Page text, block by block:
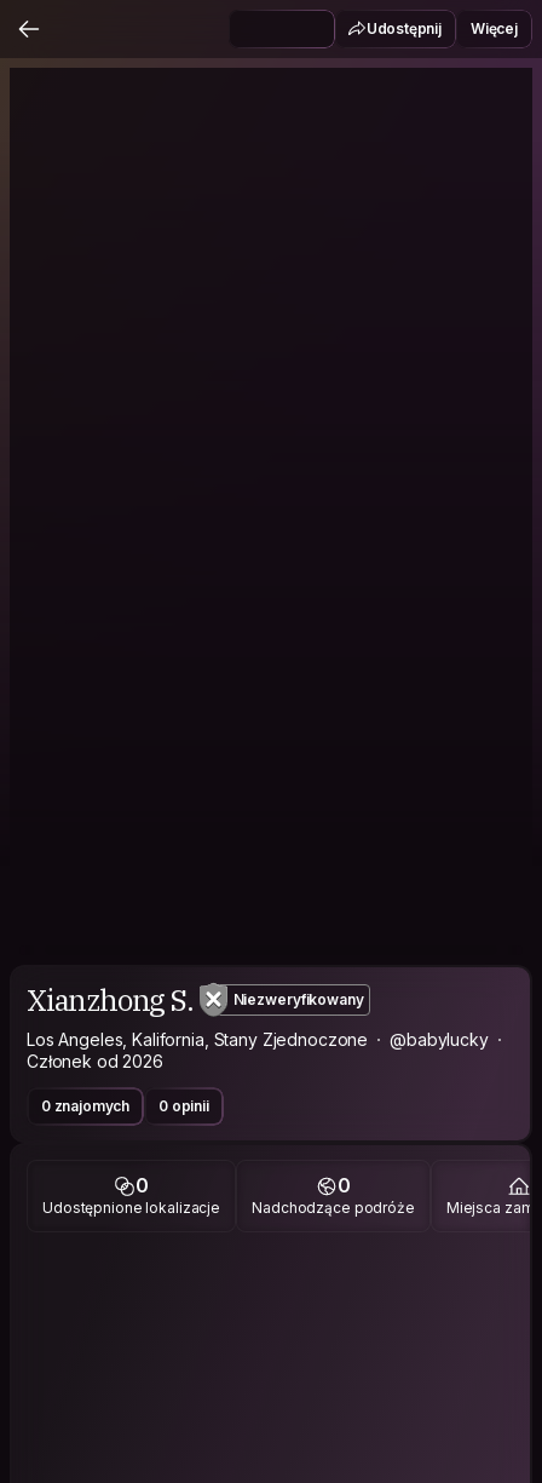
Udostępnij Więcej
Xianzhong S. Niezweryfikowany
Los Angeles, Kalifornia, Stany Zjednoczone
@babylucky
Członek od 2026
0 znajomych 0 opinii
0
Udostępnione lokalizacje
0
Nadchodzące podróże Miejsca